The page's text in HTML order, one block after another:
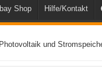
Shop Hilfe/Kontakt
und